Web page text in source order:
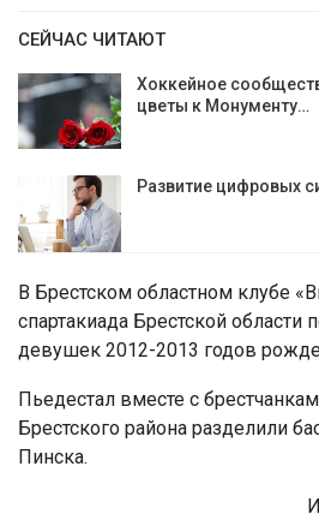
СЕЙЧАС ЧИТАЮТ
Хоккейное
цветы к Монументу…
Развитие цифровых
В Брестском областном клубе
спартакиада Брестской области
девушек 2012-2013 годов
Пьедестал вместе с
Брестского района разделили
Пинска.